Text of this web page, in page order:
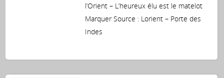
l’Orient – L’heureux élu est le matelot
Marquer Source : Lorient – Porte des
Indes